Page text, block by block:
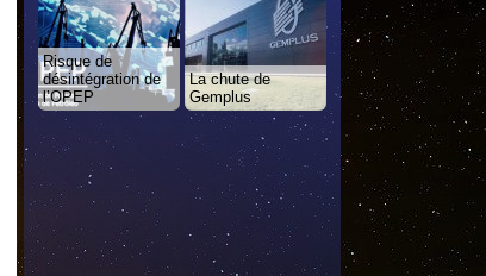
Risque de
désintégration de
l’OPEP
La chute de
Gemplus